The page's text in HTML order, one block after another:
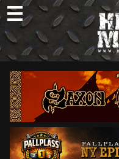
Skip
to
content